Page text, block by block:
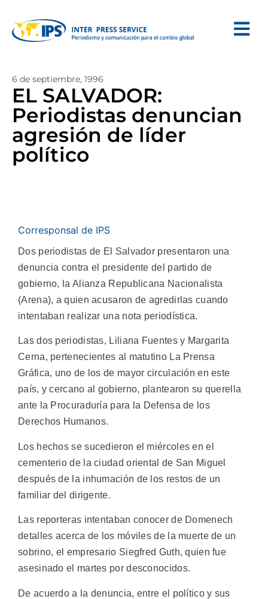
6 de septiembre, 1996
EL SALVADOR:
Periodistas denuncian
agresión de líder
político
Corresponsal de IPS
Dos periodistas de El Salvador presentaron una
denuncia contra el presidente del partido de
gobierno, la Alianza Republicana Nacionalista
(Arena), a quien acusaron de agredirlas cuando
intentaban realizar una nota periodística.
Las dos periodistas, Liliana Fuentes y Margarita
Cerna, pertenecientes al matutino La Prensa
Gráfica, uno de los de mayor circulación en este
país, y cercano al gobierno, plantearon su querella
ante la Procuraduría para la Defensa de los
Derechos Humanos.
Los hechos se sucedieron el miércoles en el
cementerio de la ciudad oriental de San Miguel
después de la inhumación de los restos de un
familiar del dirigente.
Las reporteras intentaban conocer de Domenech
detalles acerca de los móviles de la muerte de un
sobrino, el empresario Siegfred Guth, quien fue
asesinado el martes por desconocidos.
De acuerdo a la denuncia, entre el político y sus